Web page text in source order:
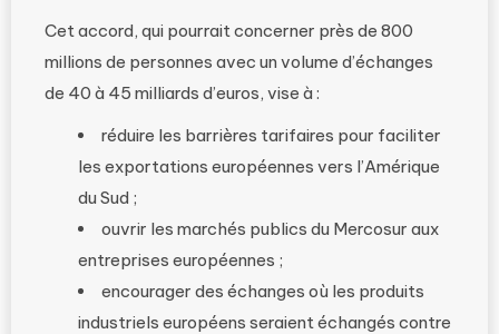
Cet accord, qui pourrait concerner près de 800
millions de personnes avec un volume d’échanges
de 40 à 45 milliards d’euros, vise à :
réduire les barrières tarifaires pour faciliter
les exportations européennes vers l’Amérique
du Sud ;
ouvrir les marchés publics du Mercosur aux
entreprises européennes ;
encourager des échanges où les produits
industriels européens seraient échangés contre